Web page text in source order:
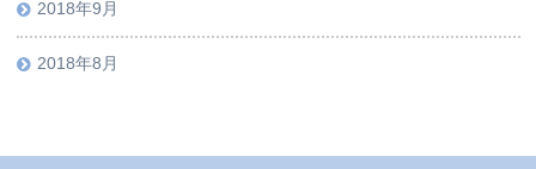
2018年9月
2018年8月